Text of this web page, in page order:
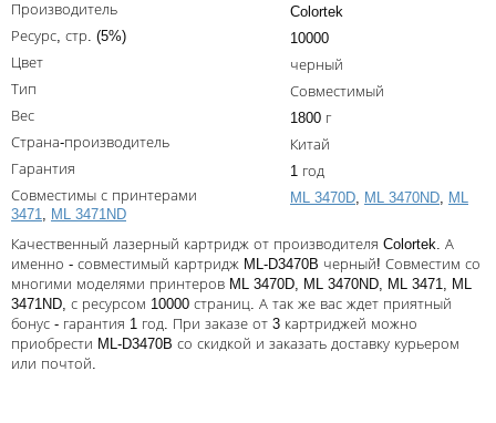
Lexmark
Ricoh
Samsung
Sharp
Toshiba
Xerox
Для франкировальной машины
Производитель
Colortek
Ресурс, стр. (5%)
10000
Цвет
черный
Тип
Совместимый
Вес
1800 г
Страна-производитель
Китай
Гарантия
1 год
Совместимы с принтерами
ML 3470D, ML 3470ND, ML
3471, ML 3471ND
Качественный лазерный картридж от производителя Colortek. А
именно - совместимый картридж ML-D3470B черный! Совместим со
многими моделями принтеров ML 3470D, ML 3470ND, ML 3471, ML
3471ND, с ресурсом 10000 страниц. А так же вас ждет приятный
бонус - гарантия 1 год. При заказе от 3 картриджей можно
приобрести ML-D3470B со скидкой и заказать доставку курьером
или почтой.